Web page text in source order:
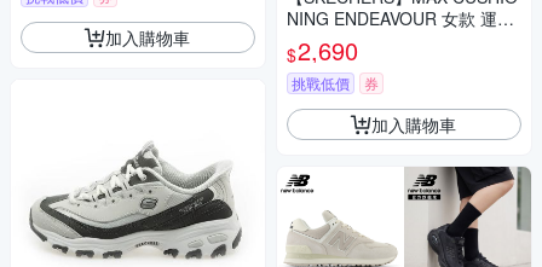
加入購物車
NING ENDEAVOUR 女款 運動
鞋 增高鞋 小白鞋129470WWB
K
$2,690
挑戰低價 券
加入購物車